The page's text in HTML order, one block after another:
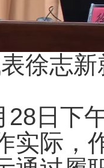
徐志新
下午
实际，